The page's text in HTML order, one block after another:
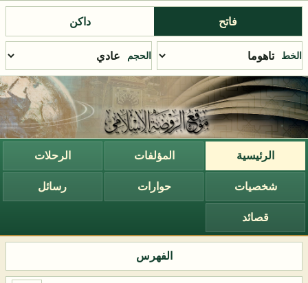
فاتح داكن
الخط الحجم
الرئيسية المؤلفات الرحلات
شخصيات حوارات رسائل
قصائد
الفهرس